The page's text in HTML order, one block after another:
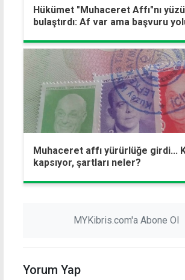
Hükümet "Muhaceret Affı"nı
bulaştırdı: Af var ama başvuru
Muhaceret affı yürürlüğe girdi...
kapsıyor, şartları neler?
MYKibris.com'a Abone Ol
Yorum Yap